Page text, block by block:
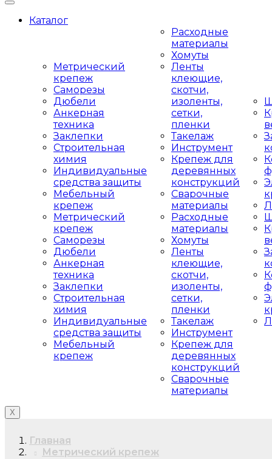
Каталог
Метрический
крепеж
Саморезы
Дюбели
Анкерная
техника
Заклепки
Строительная
химия
Индивидуальные
средства защиты
Мебельный
крепеж
Метрический
крепеж
Саморезы
Дюбели
Анкерная
техника
Заклепки
Строительная
химия
Индивидуальные
средства защиты
Мебельный
крепеж
Расходные
материалы
Хомуты
Ленты
клеющие,
скотчи,
изоленты,
сетки,
пленки
Такелаж
Инструмент
Крепеж для
деревянных
конструкций
Сварочные
материалы
Расходные
материалы
Хомуты
Ленты
клеющие,
скотчи,
изоленты,
сетки,
пленки
Такелаж
Инструмент
Крепеж для
деревянных
конструкций
Сварочные
материалы
X
Главная
Метрический крепеж